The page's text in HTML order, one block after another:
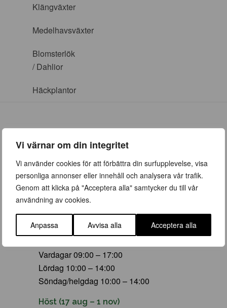
Vi värnar om din integritet
Vi använder cookies för att förbättra din surfupplevelse, visa
personliga annonser eller innehåll och analysera vår trafik.
Genom att klicka på "Acceptera alla" samtycker du till vår
användning av cookies.
Anpassa Avvisa alla Acceptera alla
Klängväxter
Medelhavsväxter
Blomsterlök
/ Dahlior
Häckplantor
ÖPPETTIDER
Vår (23 mars – 28 juni)
Vardagar 09:00 – 19:00
Lördag 10:00 – 16:00
Söndag/helgdag 10:00 – 16:00
Vardagar 09:00 – 17:00
Lördag 10:00 – 14:00
Söndag/helgdag 10:00 – 14:00
Höst (17 aug – 1 nov)